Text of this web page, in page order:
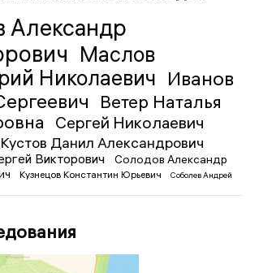
Александр
Маслов
Николаевич Иванов
Ветер Наталья
Сергей Николаевич
Кустов Данил Александрович
Викторович
Солодов Александр
Кузнецов Константин Юрьевич
Соболев Андрей